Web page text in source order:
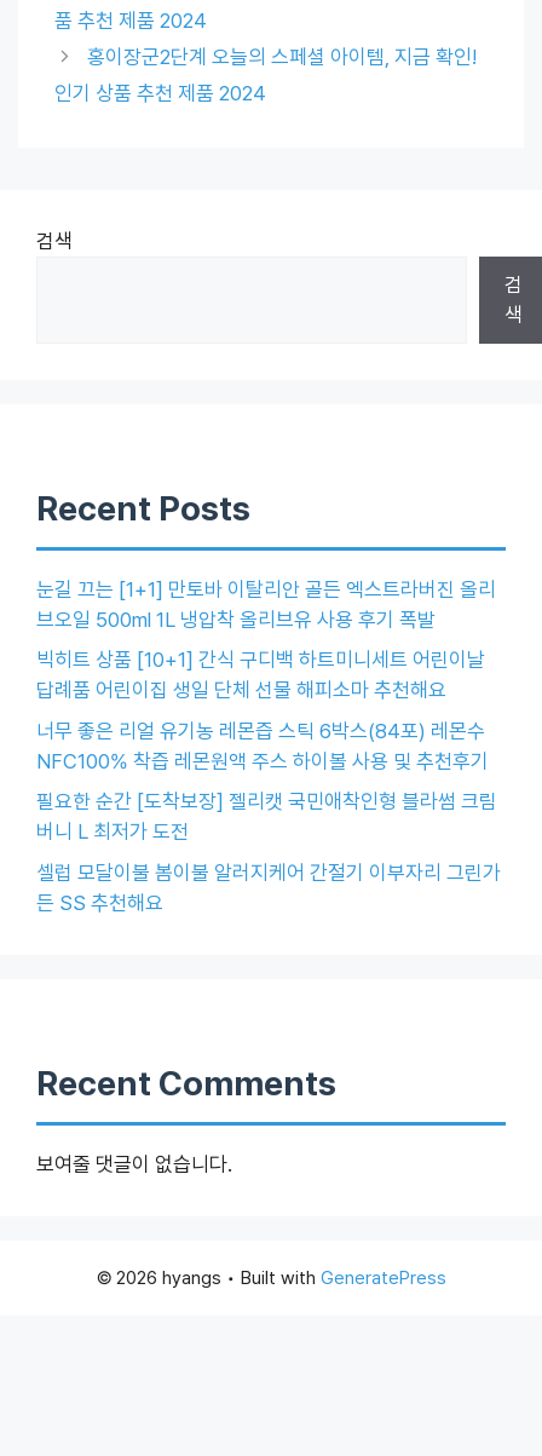
품 추천 제품 2024
홍이장군2단계 오늘의 스페셜 아이템, 지금 확인!
인기 상품 추천 제품 2024
검색
검
색
Recent Posts
눈길 끄는 [1+1] 만토바 이탈리안 골든 엑스트라버진 올리
브오일 500ml 1L 냉압착 올리브유 사용 후기 폭발
빅히트 상품 [10+1] 간식 구디백 하트미니세트 어린이날
답례품 어린이집 생일 단체 선물 해피소마 추천해요
너무 좋은 리얼 유기농 레몬즙 스틱 6박스(84포) 레몬수
NFC100% 착즙 레몬원액 주스 하이볼 사용 및 추천후기
필요한 순간 [도착보장] 젤리캣 국민애착인형 블라썸 크림
버니 L 최저가 도전
셀럽 모달이불 봄이불 알러지케어 간절기 이부자리 그린가
든 SS 추천해요
Recent Comments
보여줄 댓글이 없습니다.
© 2026 hyangs • Built with GeneratePress